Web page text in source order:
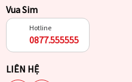
Vua Sim
Hotline
0877.555555
LIÊN HỆ